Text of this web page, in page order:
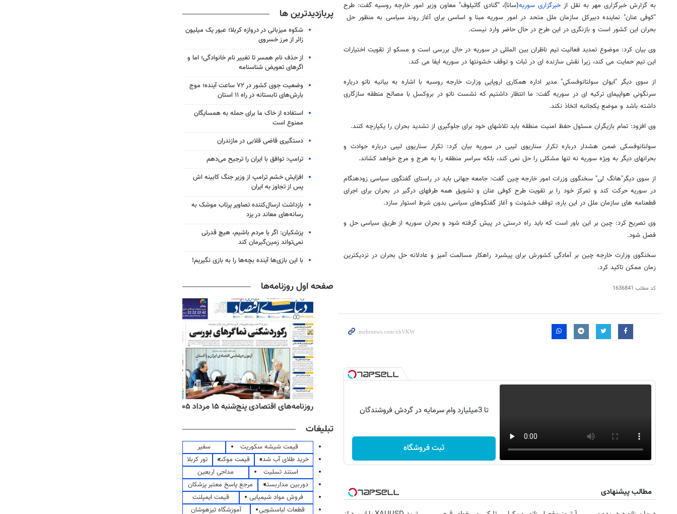
به گزارش خبرگزاری مهر به نقل از خبرگزاری سوریه(سانا)، "گنادی گاتیلوف" معاون وزیر امور خارجه روسیه گفت: طرح
"کوفی عنان" نماینده دبیرکل سازمان ملل متحد در امور سوریه مبنا و اساسی برای آغاز روند سیاسی به منظور حل
بحران این کشور است و بازنگری در این طرح در حال حاضر وارد نیست.
وی بیان کرد: موضوع تمدید فعالیت تیم ناظران بین المللی در سوریه در حال بررسی است و مسکو از تقویت اختیارات
این تیم حمایت می کند، زیرا نقش سازنده ای در ثبات و توقف خشونتها در سوریه ایفا می کند.
از سوی دیگر "ایوان سولتانوفسکی" مدیر اداره همکاری اروپایی وزارت خارجه روسیه با اشاره به بیانیه ناتو درباره
سرنگونی هواپیمای ترکیه ای در سوریه گفت: ما انتظار داشتیم که نشست ناتو در بروکسل با مصالح منطقه سازگاری
داشته باشد و موضع یکجانبه اتخاذ نکند.
وی افزود: تمام بازیگران مسئول حفظ امنیت منطقه باید تلاشهای خود برای جلوگیری از تشدید بحران را یکپارچه کنند.
سولتانوفسکی ضمن هشدار درباره تکرار سناریوی لیبی در سوریه بیان کرد: تکرار سناریوی لیبی درباره حوادث و
بحرانهای دیگر به ویژه سوریه نه تنها مشکلی را حل نمی کند، بلکه سراسر منطقه را به هرج و مرج خواهد کشاند.
از سوی دیگر"هانگ لی" سخنگوی وزرات امور خارجه چین گفت: جامعه جهانی باید در راستای گفتگوی سیاسی زودهنگام
در سوریه حرکت کند و تمرکز خود را بر تقویت طرح کوفی عنان و تشویق همه طرفهای درگیر در بحران برای اجرای
قطعنامه های سازمان ملل در این باره، توقف خشونت و آغاز گفتگوهای سیاسی بدون شرط استوار سازد.
وی تصریح کرد: چین بر این باور است که باید راه درستی در پیش گرفته شود و بحران سوریه از طریق سیاسی حل و
فصل شود.
سخنگوی وزارت خارجه چین بر آمادگی کشورش برای پیشبرد راهکار مسالمت آمیز و عادلانه حل بحران در نزدیکترین
زمان ممکن تاکید کرد.
کد مطلب 1636841
تا 3میلیارد وام سرمایه در گردش فروشندگان
ثبت فروشگاه
مطالب پیشنهادی
پربازدیدترین ها
شکوه میزبانی در دروازه کربلا؛ عبور یک میلیون
زائر از مرز خسروی
از حذف نام همسر تا تغییر نام خانوادگی؛ اما و
اگرهای تعویض شناسنامه
وضعیت جوی کشور در ۷۲ ساعت آینده؛ موج
بارش‌های تابستانه در راه ۱۱ استان
استفاده از خاک ما برای حمله به همسایگان
ممنوع است
دستگیری قاضی قلابی در مازندران
ترامپ: توافق با ایران را ترجیح می‌دهم
افزایش خشم ترامپ از وزیر جنگ کابینه اش
پس از تجاوز به ایران
بازداشت ارسال‌کننده تصاویر پرتاب موشک به
رسانه‌های معاند در یزد
پزشکیان: اگر با مردم باشیم، هیچ قدرتی
نمی‌تواند زمین‌گیرمان کند
با این بازی‌ها آینده بچه‌ها را به بازی نگیریم!
صفحه اول روزنامه‌ها
روزنامه‌های ورزشی پنج‌شنبه ۱۵ مرداد ۱۴۰۵ روزنامه‌های اقتصادی پنج‌شنبه ۱۵ مرداد ۱۴۰۵
تبلیغات
قیمت شیشه سکوریت
سفیر
خرید طلای آب شده
قیمت موکت
تور کربلا
استند تسلیت
مداحی اربعین
دوربین مداربسته
مرجع پاسخ معتبر پزشکان
فروش مواد شیمیایی
قیمت ایمپلنت
قطعات لباسشویی
آموزشگاه تیزهوشان